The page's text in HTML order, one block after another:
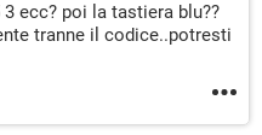
ecc? poi la tastiera blu??
tranne il codice..potresti